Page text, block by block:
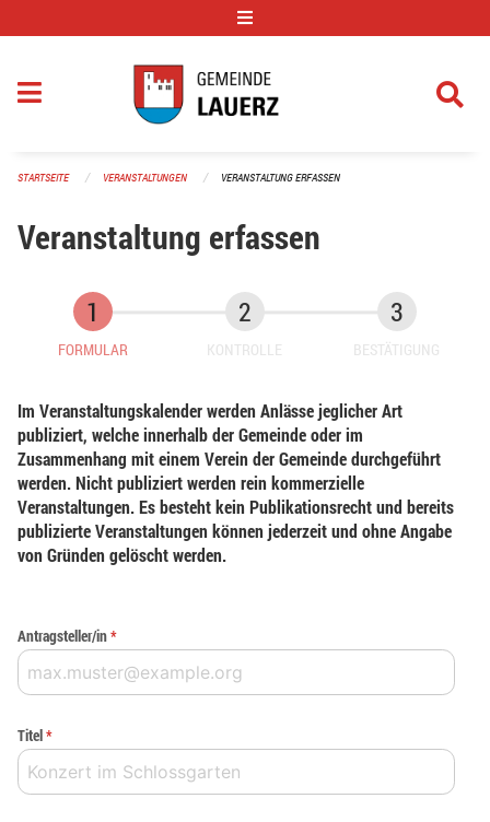
STARTSEITE VERANSTALTUNGEN VERANSTALTUNG ERFASSEN
Veranstaltung erfassen
FORMULAR KONTROLLE BESTÄTIGUNG
Im Veranstaltungskalender werden Anlässe jeglicher Art
publiziert, welche innerhalb der Gemeinde oder im
Zusammenhang mit einem Verein der Gemeinde durchgeführt
werden. Nicht publiziert werden rein kommerzielle
Veranstaltungen. Es besteht kein Publikationsrecht und bereits
publizierte Veranstaltungen können jederzeit und ohne Angabe
von Gründen gelöscht werden.
Antragsteller/in*
Titel*